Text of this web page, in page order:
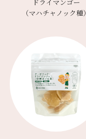
ドライマンゴー
（マハチャノック種）